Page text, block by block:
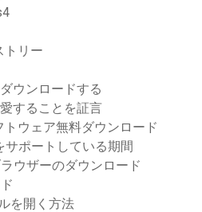
トリー
ウンロードする
することを証言
ウェア無料ダウンロード
サポートしている期間
ウザーのダウンロード
を開く方法